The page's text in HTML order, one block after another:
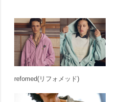
refomed(リフォメッド)